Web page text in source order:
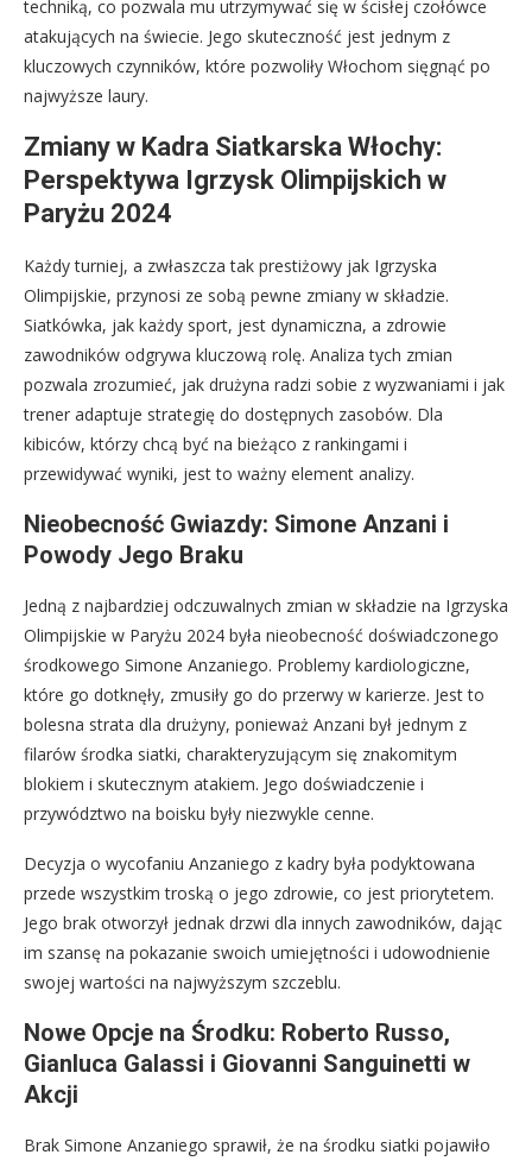
techniką, co pozwala mu utrzymywać się w ścisłej czołówce
atakujących na świecie. Jego skuteczność jest jednym z
kluczowych czynników, które pozwoliły Włochom sięgnąć po
najwyższe laury.
Zmiany w Kadra Siatkarska Włochy:
Perspektywa Igrzysk Olimpijskich w
Paryżu 2024
Każdy turniej, a zwłaszcza tak prestiżowy jak Igrzyska
Olimpijskie, przynosi ze sobą pewne zmiany w składzie.
Siatkówka, jak każdy sport, jest dynamiczna, a zdrowie
zawodników odgrywa kluczową rolę. Analiza tych zmian
pozwala zrozumieć, jak drużyna radzi sobie z wyzwaniami i jak
trener adaptuje strategię do dostępnych zasobów. Dla
kibiców, którzy chcą być na bieżąco z rankingami i
przewidywać wyniki, jest to ważny element analizy.
Nieobecność Gwiazdy: Simone Anzani i
Powody Jego Braku
Jedną z najbardziej odczuwalnych zmian w składzie na Igrzyska
Olimpijskie w Paryżu 2024 była nieobecność doświadczonego
środkowego Simone Anzaniego. Problemy kardiologiczne,
które go dotknęły, zmusiły go do przerwy w karierze. Jest to
bolesna strata dla drużyny, ponieważ Anzani był jednym z
filarów środka siatki, charakteryzującym się znakomitym
blokiem i skutecznym atakiem. Jego doświadczenie i
przywództwo na boisku były niezwykle cenne.
Decyzja o wycofaniu Anzaniego z kadry była podyktowana
przede wszystkim troską o jego zdrowie, co jest priorytetem.
Jego brak otworzył jednak drzwi dla innych zawodników, dając
im szansę na pokazanie swoich umiejętności i udowodnienie
swojej wartości na najwyższym szczeblu.
Nowe Opcje na Środku: Roberto Russo,
Gianluca Galassi i Giovanni Sanguinetti w
Akcji
Brak Simone Anzaniego sprawił, że na środku siatki pojawiło